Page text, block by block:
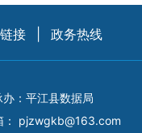
接 政务热线
办：平江县数据局
pjzwgkb@163.com